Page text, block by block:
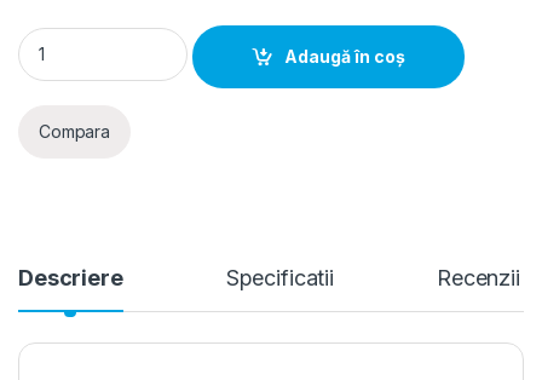
Hager- Bareta Busbar faza (L), 4P, 63A, furca, 10mm², 12M
Adaugă în coș
Compara
Descriere Specificatii Recenzii